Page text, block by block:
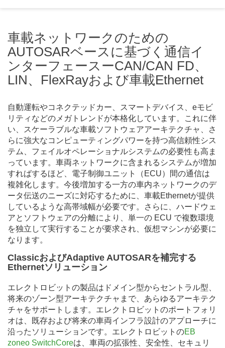
車載ネットワークのための
AUTOSARベースに基づく通信イ
ンターフェースーCAN/CAN FD、
LIN、FlexRayおよび車載Ethernet
自動運転やコネクテッドカー、スマートデバイス、eモビ
リティなどのメガトレンドが本格化しています。これに伴
い、スケーラブルな車載ソフトウェアアーキテクチャ、さ
らに強大なコンピューティングパワーを持つ高信頼性シス
テム、フェイルオペレーショナルシステムの必要性も高ま
っています。車両ネットワークに含まれるシステムが増加
すればするほど、電子制御ユニット（ECU）間の通信は
複雑化します。今後増加する一方の車内ネットワークのデ
ータ伝送のニーズに対応するために、車載Ethernetが提供
しているような高帯域幅が必要です。さらに、ハードウェ
アとソフトウェアの分離により、単一の ECU で複数環境
を独立して実行することが要求され、仮想マシンが必要に
なります。
ClassicおよびAdaptive AUTOSARを補完する
Ethernetソリューション
エレクトロビットの製品はドメイン型からセントラル型、
将来のゾーン型アーキテクチャまで、あらゆるアーキテク
チャをサポートします。エレクトロビットのポートフォリ
オは、既存および将来の車両インフラ設計のアプローチに
沿ったソリューションです。エレクトロビットのEB
zoneo SwitchCoreは、車両の拡張性、安全性、セキュリ